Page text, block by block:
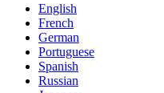
English
French
German
Portuguese
Spanish
Russian